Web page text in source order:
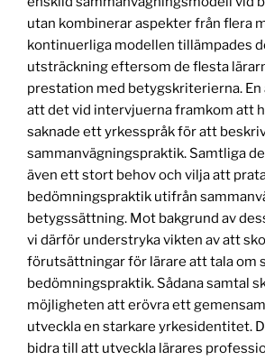
utan kombinerar aspekter från flera
kontinuerliga modellen tillämpades
utsträckning eftersom de flesta
prestation med betygskriterierna. En
att det vid intervjuerna framkom att
saknade ett yrkesspråk för att
sammanvägningspraktik. Samtliga
även ett stort behov och vilja att
bedömningspraktik utifrån
betygssättning. Mot bakgrund av
vi därför understryka vikten av att
förutsättningar för lärare att tala om
bedömningspraktik. Sådana samtal
möjligheten att erövra ett
utveckla en starkare yrkesidentitet.
bidra till att utveckla lärares